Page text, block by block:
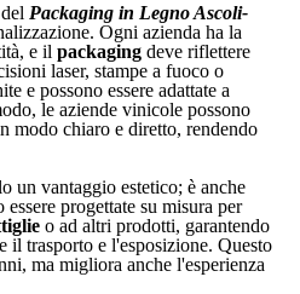
Packaging in Legno Ascoli-
Ogni azienda ha la
e il packaging deve riflettere
laser, stampe a fuoco o
e possono essere adattate a
le aziende vinicole possono
modo chiaro e diretto, rendendo
un vantaggio estetico; è anche
essere progettate su misura per
o ad altri prodotti, garantendo
il trasporto e l'esposizione. Questo
ma migliora anche l'esperienza